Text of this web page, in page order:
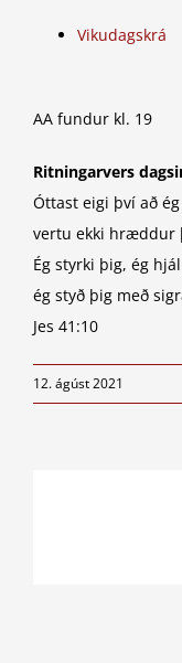
Vikudagskrá
AA fundur kl. 19
Ritningarvers
Óttast eigi því að
vertu ekki hræddur
Ég styrki þig, ég
ég styð þig með
Jes 41:10
12. ágúst 2021